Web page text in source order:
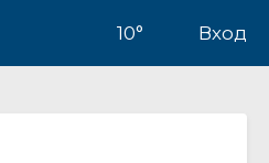
10° Вход